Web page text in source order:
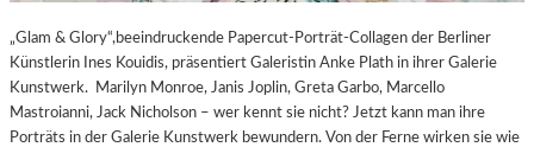
„Glam & Glory“,beeindruckende Papercut-Porträt-Collagen der Berliner
Künstlerin Ines Kouidis, präsentiert Galeristin Anke Plath in ihrer Galerie
Kunstwerk. Marilyn Monroe, Janis Joplin, Greta Garbo, Marcello
Mastroianni, Jack Nicholson – wer kennt sie nicht? Jetzt kann man ihre
Porträts in der Galerie Kunstwerk bewundern. Von der Ferne wirken sie wie